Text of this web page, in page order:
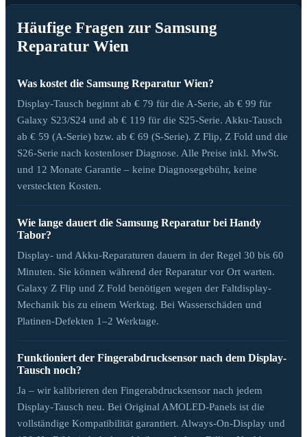
Häufige Fragen zur Samsung
Reparatur Wien
Was kostet die Samsung Reparatur Wien?
Display-Tausch beginnt ab € 79 für die A-Serie, ab € 99 für
Galaxy S23/S24 und ab € 119 für die S25-Serie. Akku-Tausch
ab € 59 (A-Serie) bzw. ab € 69 (S-Serie). Z Flip, Z Fold und die
S26-Serie nach kostenloser Diagnose. Alle Preise inkl. MwSt.
und 12 Monate Garantie – keine Diagnosegebühr, keine
versteckten Kosten.
Wie lange dauert die Samsung Reparatur bei Handy
Tabor?
Display- und Akku-Reparaturen dauern in der Regel 30 bis 60
Minuten. Sie können während der Reparatur vor Ort warten.
Galaxy Z Flip und Z Fold benötigen wegen der Faltdisplay-
Mechanik bis zu einem Werktag. Bei Wasserschäden und
Platinen-Defekten 1–2 Werktage.
Funktioniert der Fingerabdrucksensor nach dem Display-
Tausch noch?
Ja – wir kalibrieren den Fingerabdrucksensor nach jedem
Display-Tausch neu. Bei Original AMOLED-Panels ist die
vollständige Kompatibilität garantiert. Always-On-Display und